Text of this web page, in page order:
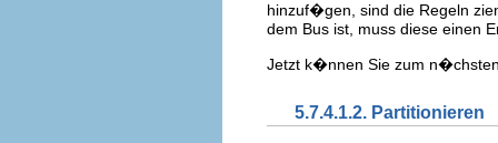
hinzuf�gen, sind die Regeln
dem Bus ist, muss diese einen
Jetzt k�nnen Sie zum
5.7.4.1.2. Partitionieren